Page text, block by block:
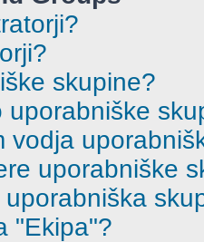
skupine?
uporabniške
vodja
uporabniške
"Ekipa"?